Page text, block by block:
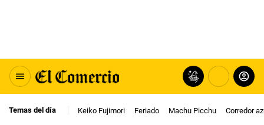
Temas del día Keiko Fujimori Feriado Machu Picchu Corredor